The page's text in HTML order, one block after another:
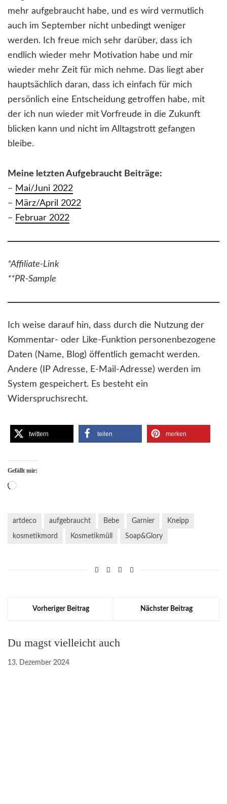
mehr aufgebraucht habe, und es wird vermutlich
auch im September nicht unbedingt weniger
werden. Ich freue mich sehr darüber, dass ich
endlich wieder mehr Motivation habe und mir
wieder mehr Zeit für mich nehme. Das liegt aber
hauptsächlich daran, dass ich einfach für mich
persönlich eine Entscheidung getroffen habe, mit
der ich nun wieder mit Vorfreude in die Zukunft
blicken kann und nicht im Alltagstrott gefangen
bleibe.
Meine letzten Aufgebraucht Beiträge:
– Mai/Juni 2022
– März/April 2022
– Februar 2022
*Affiliate-Link
**PR-Sample
Ich weise darauf hin, dass durch die Nutzung der
Kommentar- oder Like-Funktion personenbezogene
Daten (Name, Blog) öffentlich gemacht werden.
Andere (IP Adresse, E-Mail-Adresse) werden im
System gespeichert. Es besteht ein
Widerspruchsrecht.
twittern teilen merken
Gefällt mir:
Wird
artdeco aufgebraucht Bebe Garnier Kneipp
kosmetikmord Kosmetikmüll Soap&Glory
Vorheriger Beitrag Nächster Beitrag
Du magst vielleicht auch
13. Dezember 2024